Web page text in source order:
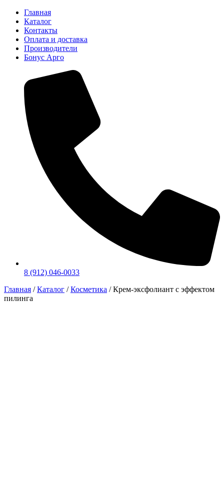
Главная
Каталог
Контакты
Оплата и доставка
Производители
Бонус Арго
8 (912) 046-0033
Главная / Каталог / Косметика / Крем-эксфолиант с эффектом
пилинга